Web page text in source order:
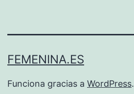
FEMENINA.ES
Funciona gracias a WordPress.